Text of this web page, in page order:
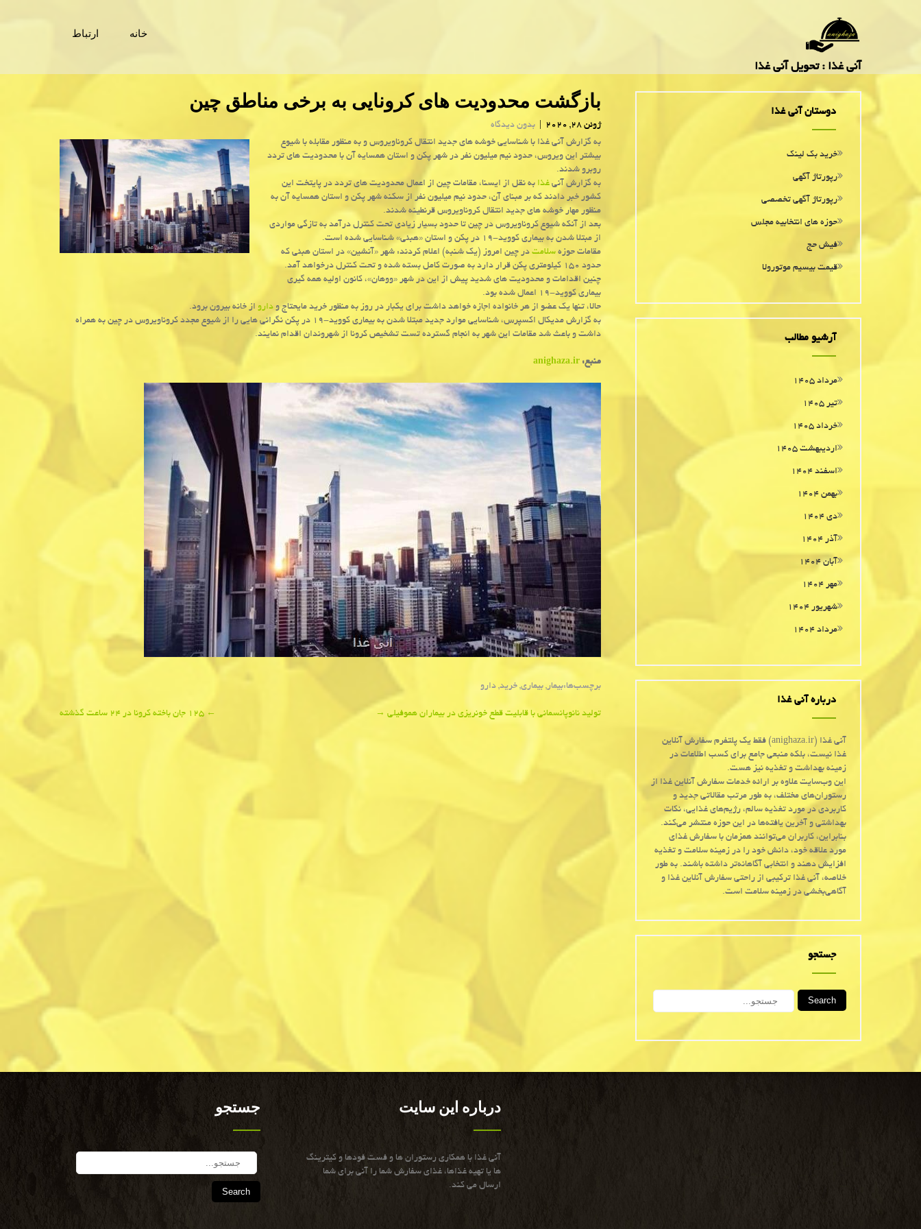
آنی غذا : تحویل آنی غذا
خانه ارتباط
بازگشت محدودیت های كرونایی به برخی مناطق چین
ژوئن 28, 2020
بدون دیدگاه
به گزارش آنی غذا با شناسایی خوشه های جدید انتقال كروناویروس و به منظور مقابله با شیوع
بیشتر این ویروس، حدود نیم میلیون نفر در شهر پكن و استان همسایه آن با محدودیت های تردد
روبرو شدند.
به گزارش آنی غذا به نقل از ایسنا، مقامات چین از اعمال محدودیت های تردد در پایتخت این
کشور خبر دادند که بر مبنای آن، حدود نیم میلیون نفر از سکنه شهر پکن و استان همسایه آن به
منظور مهار خوشه های جدید انتقال کروناویروس قرنطینه شدند.
بعد از آنکه شیوع کروناویروس در چین تا حدود بسیار زیادی تحت کنترل درآمد به تازگی مواردی
از مبتلا شدن به بیماری کووید-۱۹ در پکن و استان «هبئی» شناسایی شده است.
مقامات حوزه سلامت در چین امروز (یک شنبه) اعلام کردند: شهر «آنشین» در استان هبئی که
حدود ۱۵۰ کیلومتری پکن قرار دارد به صورت کامل بسته شده و تحت کنترل درخواهد آمد.
چنین اقدامات و محدودیت های شدید پیش از این در شهر «ووهان»، کانون اولیه همه گیری
بیماری کووید-۱۹ اعمال شده بود.
حالا، تنها یک عضو از هر خانواده اجازه خواهد داشت برای یکبار در روز به منظور خرید مایحتاج و دارو از خانه بیرون برود.
به گزارش مدیکال اکسپرس، شناسایی موارد جدید مبتلا شدن به بیماری کووید-۱۹ در پکن نگرانی هایی را از شیوع مجدد کروناویروس در چین به همراه
داشت و باعث شد مقامات این شهر به انجام گسترده تست تشخیص کرونا از شهروندان اقدام نمایند.
منبع: anighaza.ir
برچسب‌ها:بیمار, بیماری, خرید, دارو
Post
← تولید نانوپانسمانی با قابلیت قطع خونریزی در بیماران هموفیلی →
دوستان آنی غذا
خرید بک لینک
رپورتاژ آگهی
رپورتاژ آگهی تخصصی
حوزه های انتخابیه مجلس
فیش حج
قیمت بیسیم موتورولا
آرشیو مطالب
مرداد ۱۴۰۵
تیر ۱۴۰۵
خرداد ۱۴۰۵
اردیبهشت ۱۴۰۵
اسفند ۱۴۰۴
بهمن ۱۴۰۴
دی ۱۴۰۴
آذر ۱۴۰۴
آبان ۱۴۰۴
مهر ۱۴۰۴
شهریور ۱۴۰۴
مرداد ۱۴۰۴
درباره آنی غذا
آنی غذا (anighaza.ir) فقط یک پلتفرم سفارش آنلاین
غذا نیست، بلکه منبعی جامع برای کسب اطلاعات در
زمینه بهداشت و تغذیه نیز هست.
این وب‌سایت علاوه بر ارائه خدمات سفارش آنلاین غذا از
رستوران‌های مختلف، به طور مرتب مقالاتی جدید و
کاربردی در مورد تغذیه سالم، رژیم‌های غذایی، نکات
بهداشتی و آخرین یافته‌ها در این حوزه منتشر می‌کند.
بنابراین، کاربران می‌توانند همزمان با سفارش غذای
مورد علاقه خود، دانش خود را در زمینه سلامت و تغذیه
افزایش دهند و انتخابی آگاهانه‌تر داشته باشند. به طور
خلاصه، آنی غذا ترکیبی از راحتی سفارش آنلاین غذا و
آگاهی‌بخشی در زمینه سلامت است.
جستجو
Search
جستجو درباره این سایت
آنی غذا با همكاری رستوران ها و فست فودها و كیترینگ
ها یا تهیه غذاها، غذای سفارش شما را آنی برای شما
ارسال می كند.